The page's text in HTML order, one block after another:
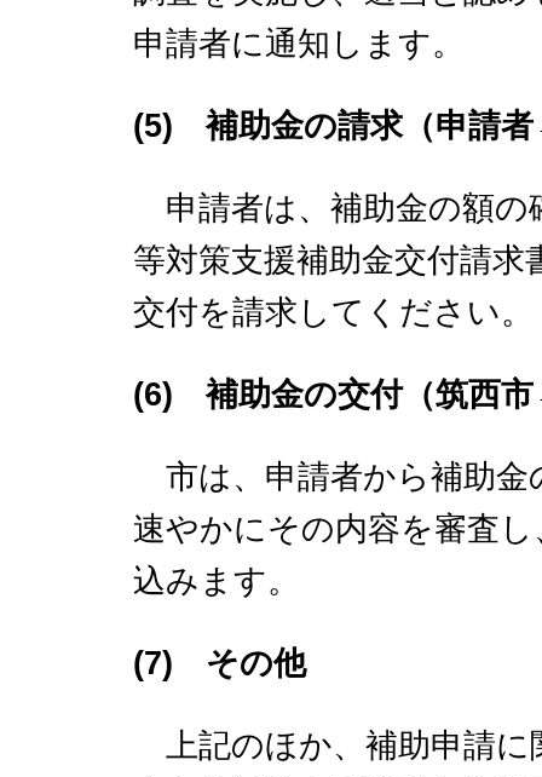
申請者に通知します。
(5) 補助金の請求（申請
申請者は、補助金の額の
等対策支援補助金交付請
交付を請求してください。
(6) 補助金の交付（筑西
市は、申請者から補助金
速やかにその内容を審査
込みます。
(7) その他
上記のほか、補助申請に